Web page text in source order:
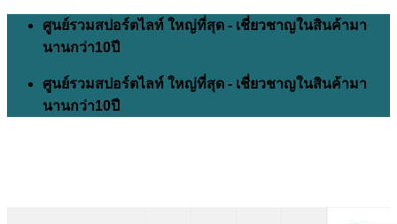
Skip
content
ศูนย์รวมสปอร์ตไลท์ ใหญ่ที่สุด - เชี่ยวชาญในสินค้ามา
นานกว่า10ปี
ศูนย์รวมสปอร์ตไลท์ ใหญ่ที่สุด - เชี่ยวชาญในสินค้ามา
นานกว่า10ปี